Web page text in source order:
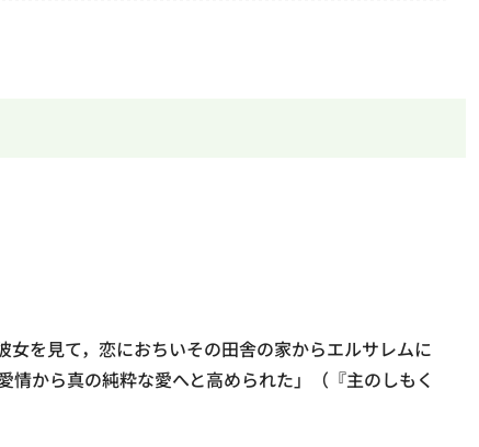
を見て，恋におちいその田舎の家からエルサレムに
から真の純粋な愛へと高められた」（『主のしもく